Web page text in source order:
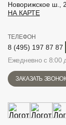
Новорижское ш.,
НА КАРТЕ
ТЕЛЕФОН
8 (495) 197 87 87
Ежедневно с 8:00
ЗАКАЗАТЬ